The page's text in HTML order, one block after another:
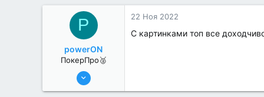
1
P
powerON
ПокерПро🥈
6 Июн 2022
22 Ноя 2022
С картинками топ все